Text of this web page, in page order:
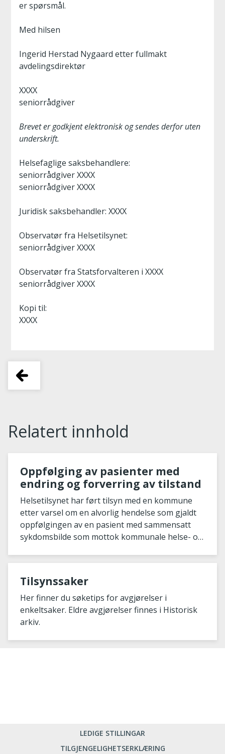
er spørsmål.
Med hilsen
Ingerid Herstad Nygaard etter fullmakt
avdelingsdirektør
XXXX
seniorrådgiver
Brevet er godkjent elektronisk og sendes derfor uten
underskrift.
Helsefaglige saksbehandlere:
seniorrådgiver XXXX
seniorrådgiver XXXX
Juridisk saksbehandler: XXXX
Observatør fra Helsetilsynet:
seniorrådgiver XXXX
Observatør fra Statsforvalteren i XXXX
seniorrådgiver XXXX
Kopi til:
XXXX
Relatert innhold
Oppfølging av pasienter med
endring og forverring av tilstand
Helsetilsynet har ført tilsyn med en kommune
etter varsel om en alvorlig hendelse som gjaldt
oppfølgingen av en pasient med sammensatt
sykdomsbilde som mottok kommunale helse- og
Tilsynssaker
Her finner du søketips for avgjørelser i
enkeltsaker. Eldre avgjørelser finnes i Historisk
arkiv.
LEDIGE STILLINGAR
TILGJENGELIGHETSERKLÆRING